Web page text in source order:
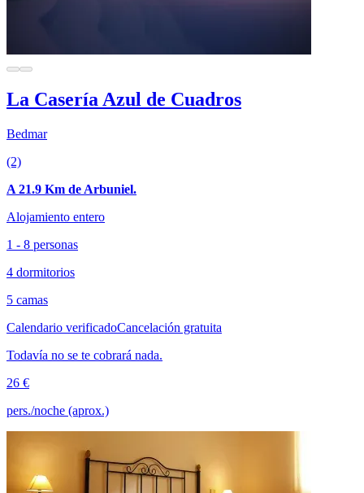
La Casería Azul de Cuadros
Bedmar
(2)
A 21.9 Km de Arbuniel.
Alojamiento entero
1 - 8 personas
4 dormitorios
5 camas
Calendario verificadoCancelación gratuita
Todavía no se te cobrará nada.
26 €
pers./noche (aprox.)